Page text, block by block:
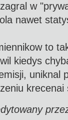
w
nawet
to
kiedys
uniknal